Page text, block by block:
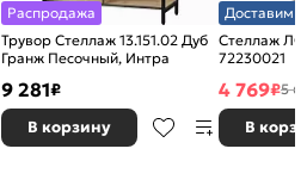
Распродажа
Трувор Стеллаж 13.151.02 Дуб
Гранж Песочный, Интра
9 281₽
В корзину
Доставим
Стеллаж
72230021
4 769₽5
В